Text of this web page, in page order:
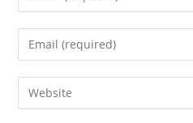
your
name
comment
Enter
your
email
address
Enter
your